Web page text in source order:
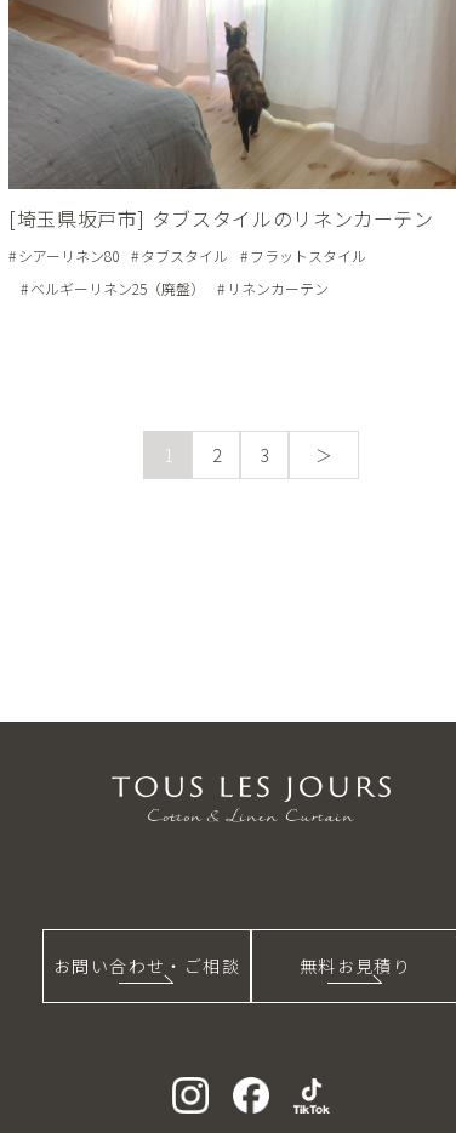
[埼玉県坂戸市] タブスタイルのリネンカーテン
シアーリネン80 タブスタイル
フラットスタイル
ベルギーリネン25（廃盤）
リネンカーテン
1 2 3 ＞
お問い合わせ・ご相談 無料お見積り